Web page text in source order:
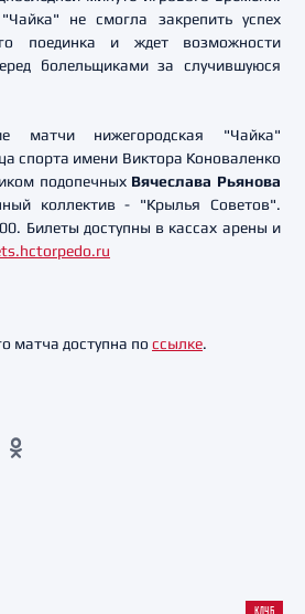
не смогла закрепить успех
поединка и ждет возможности
болельщиками за случившуюся
матчи нижегородская "Чайка"
спорта имени Виктора Коноваленко
подопечных Вячеслава Рьянова
коллектив - "Крылья Советов".
Билеты доступны в кассах арены и
матча доступна по ссылке.
КЛУБ